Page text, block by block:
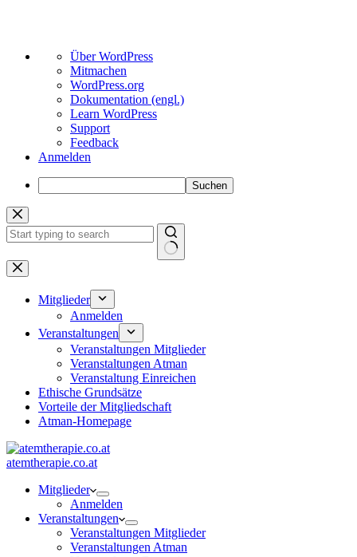
Über
WordPress
Über WordPress
Mitmachen
WordPress.org
Dokumentation (engl.)
Learn WordPress
Support
Feedback
Anmelden
Suchen
Zum
Inhalt
springen
Keine
Ergebnisse
Mitglieder
Anmelden
Veranstaltungen
Veranstaltungen Mitglieder
Veranstaltungen Atman
Veranstaltung Einreichen
Ethische Grundsätze
Vorteile der Mitgliedschaft
Atman-Homepage
atemtherapie.co.at
Mitglieder
Anmelden
Veranstaltungen
Veranstaltungen Mitglieder
Veranstaltungen Atman